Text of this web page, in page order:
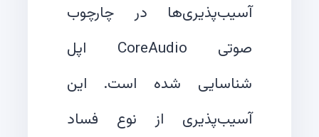
آسیب‌پذیری‌ها در چارچوب
صوتی CoreAudio اپل
شناسایی شده است. این
آسیب‌پذیری از نوع فساد